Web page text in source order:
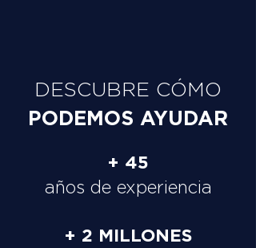
DESCUBRE CÓMO
PODEMOS AYUDAR
+ 45
años de experiencia
+ 2 MILLONES